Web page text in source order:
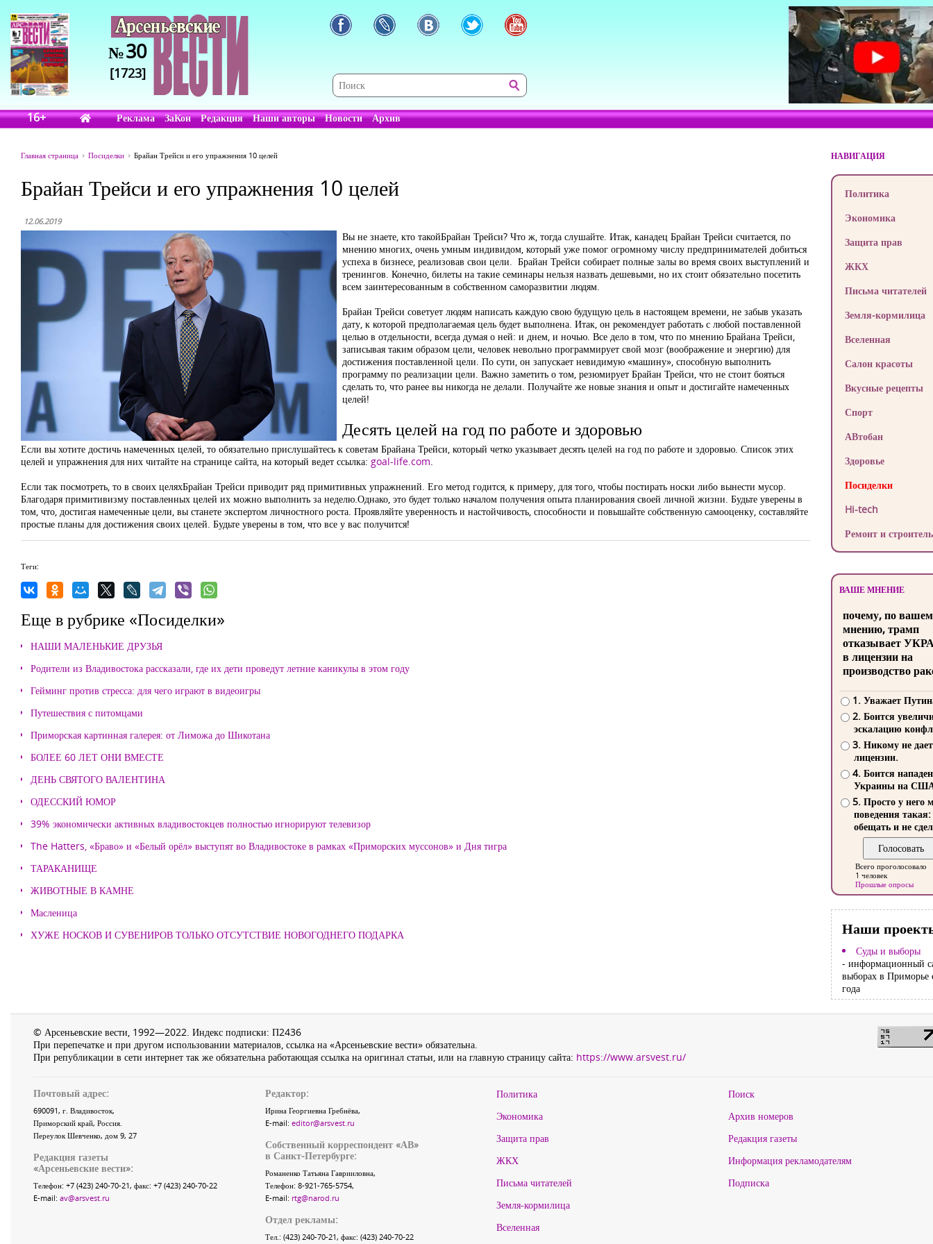
№30
[1723]
16+ Реклама ЗаКон Редакция Наши авторы Новости Архив
Главная страница Посиделки Брайан Трейси и его упражнения 10 целей
Брайан Трейси и его упражнения 10 целей
12.06.2019
Вы не знаете, кто такойБрайан Трейси? Что ж, тогда слушайте. Итак, канадец Брайан Трейси считается, по
мнению многих, очень умным индивидом, который уже помог огромному числу предпринимателей добиться
успеха в бизнесе, реализовав свои цели. Брайан Трейси собирает полные залы во время своих выступлений и
тренингов. Конечно, билеты на такие семинары нельзя назвать дешевыми, но их стоит обязательно посетить
всем заинтересованным в собственном саморазвитии людям.
Брайан Трейси советует людям написать каждую свою будущую цель в настоящем времени, не забыв указать
дату, к которой предполагаемая цель будет выполнена. Итак, он рекомендует работать с любой поставленной
целью в отдельности, всегда думая о ней: и днем, и ночью. Все дело в том, что по мнению Брайана Трейси,
записывая таким образом цели, человек невольно программирует свой мозг (воображение и энергию) для
достижения поставленной цели. По сути, он запускает невидимую «машину», способную выполнить
программу по реализации цели. Важно заметить о том, резюмирует Брайан Трейси, что не стоит бояться
сделать то, что ранее вы никогда не делали. Получайте же новые знания и опыт и достигайте намеченных
целей!
Десять целей на год по работе и здоровью
Если вы хотите достичь намеченных целей, то обязательно прислушайтесь к советам Брайана Трейси, который четко указывает десять целей на год по работе и здоровью. Список этих
целей и упражнения для них читайте на странице сайта, на который ведет ссылка: goal-life.com.
Если так посмотреть, то в своих целяхБрайан Трейси приводит ряд примитивных упражнений. Его метод годится, к примеру, для того, чтобы постирать носки либо вынести мусор.
Благодаря примитивизму поставленных целей их можно выполнить за неделю.Однако, это будет только началом получения опыта планирования своей личной жизни. Будьте уверены в
том, что, достигая намеченные цели, вы станете экспертом личностного роста. Проявляйте уверенность и настойчивость, способности и повышайте собственную самооценку, составляйте
простые планы для достижения своих целей. Будьте уверены в том, что все у вас получится!
Теги:
Еще в рубрике «Посиделки»
НАШИ МАЛЕНЬКИЕ ДРУЗЬЯ
Родители из Владивостока рассказали, где их дети проведут летние каникулы в этом году
Гейминг против стресса: для чего играют в видеоигры
Путешествия с питомцами
Приморская картинная галерея: от Лиможа до Шикотана
БОЛЕЕ 60 ЛЕТ ОНИ ВМЕСТЕ
ДЕНЬ СВЯТОГО ВАЛЕНТИНА
ОДЕССКИЙ ЮМОР
39% экономически активных владивостокцев полностью игнорируют телевизор
The Hatters, «Браво» и «Белый орёл» выступят во Владивостоке в рамках «Приморских муссонов» и Дня тигра
ТАРАКАНИЩЕ
ЖИВОТНЫЕ В КАМНЕ
Масленица
ХУЖЕ НОСКОВ И СУВЕНИРОВ ТОЛЬКО ОТСУТСТВИЕ НОВОГОДНЕГО ПОДАРКА
НАВИГАЦИЯ
Политика
Экономика
Защита прав
ЖКХ
Письма читателей
Земля-кормилица
Вселенная
Салон красоты
Вкусные рецепты
Спорт
АВтобан
Здоровье
Посиделки
Hi-tech
Ремонт и
ВАШЕ МНЕНИЕ
почему, по
мнению, трамп
отказывает
в лицензии на
производство
1. Уважает
2. Боится
эскалацию
3. Никому не
лицензии.
4. Боится
Украины на
5. Просто у него
поведения такая:
обещать и не
Всего проголосовало
1 человек
Прошлые опросы
Наши
Суды и выборы
- информационный
выборах в Приморье
года
© Арсеньевские вести, 1992—2022. Индекс подписки: П2436
При перепечатке и при другом использовании материалов, ссылка на «Арсеньевские вести» обязательна.
При републикации в сети интернет так же обязательна работающая ссылка на оригинал статьи, или на главную страницу сайта: https://www.arsvest.ru/
Почтовый адрес:
690091, г. Владивосток,
Приморский край, Россия.
Переулок Шевченко, дом 9, 27
Редакция газеты
«Арсеньевские вести»:
Телефон: +7 (423) 240-70-21, факс: +7 (423) 240-70-22
E-mail: av@arsvest.ru
Редактор:
Ирина Георгиевна Гребнёва,
E-mail: editor@arsvest.ru
Собственный корреспондент «АВ»
в Санкт-Петербурге:
Романенко Татьяна Гаврииловна,
Телефон: 8-921-765-5754,
E-mail: rtg@narod.ru
Отдел рекламы:
Тел.: (423) 240-70-21, факс: (423) 240-70-22
Политика
Экономика
Защита прав
ЖКХ
Письма читателей
Земля-кормилица
Вселенная
Поиск
Архив номеров
Редакция газеты
Информация рекламодателям
Подписка